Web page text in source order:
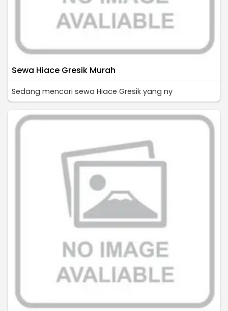
Sewa Hiace Gresik Murah
Sedang mencari sewa Hiace Gresik yang ny